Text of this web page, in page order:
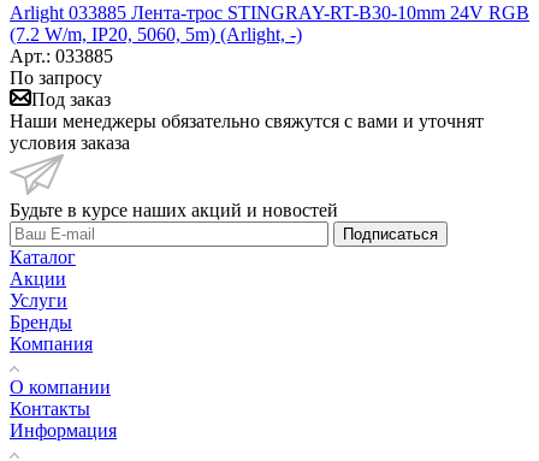
Arlight 033885 Лента-трос STINGRAY-RT-B30-10mm 24V RGB
(7.2 W/m, IP20, 5060, 5m) (Arlight, -)
Арт.: 033885
По запросу
Под заказ
Наши менеджеры обязательно свяжутся с вами и уточнят
условия заказа
Будьте в курсе наших акций и новостей
Подписаться
Каталог
Акции
Услуги
Бренды
Компания
О компании
Контакты
Информация